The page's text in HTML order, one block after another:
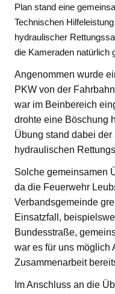
Plan stand eine
Technischen
hydraulischer
die Kameraden natürlich
Angenommen wurde
PKW von der
war im Beinbereich
drohte eine Böschung
Übung stand dabei
hydraulischen
Solche gemeinsamen
da die Feuerwehr
Verbandsgemeinde
Einsatzfall,
Bundesstraße,
war es für uns möglich
Zusammenarbeit
Im Anschluss an die